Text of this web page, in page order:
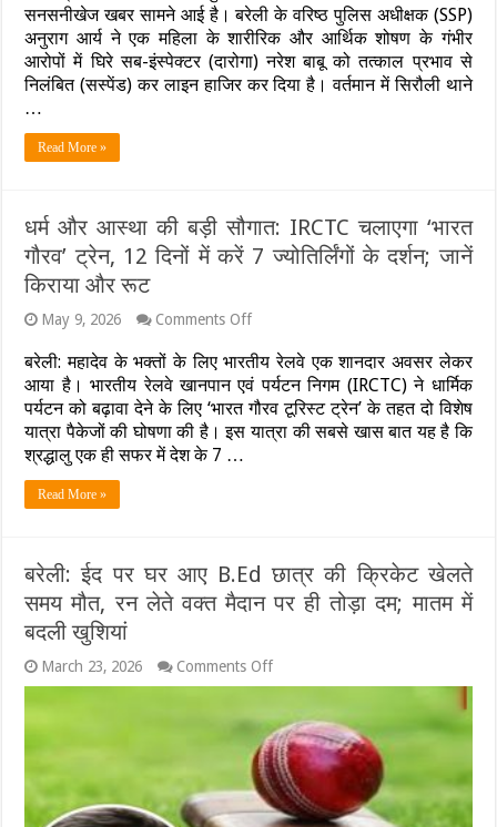
दागदार:
शादी
और
नौकरी
का
वाला
दारोगा
सस्पेंड,
आर्य
बड़ा
ऐक्शन
सनसनीखेज खबर सामने आई है। बरेली के वरिष्ठ पुलिस अधीक्षक (SSP)
अनुराग आर्य ने एक महिला के शारीरिक और आर्थिक शोषण के गंभीर
आरोपों में घिरे सब-इंस्पेक्टर (दारोगा) नरेश बाबू को तत्काल प्रभाव से
निलंबित (सस्पेंड) कर लाइन हाजिर कर दिया है। वर्तमान में सिरौली थाने
…
Read More »
धर्म और आस्था की बड़ी सौगात: IRCTC चलाएगा ‘भारत
गौरव’ ट्रेन, 12 दिनों में करें 7 ज्योतिर्लिंगों के दर्शन; जानें
किराया और रूट
May 9, 2026 Comments Offon
और
आस्था
की
बड़ी
सौगात:
IRCTC
में
करें
दर्शन;
जानें
और
रूट
बरेली: महादेव के भक्तों के लिए भारतीय रेलवे एक शानदार अवसर लेकर
आया है। भारतीय रेलवे खानपान एवं पर्यटन निगम (IRCTC) ने धार्मिक
पर्यटन को बढ़ावा देने के लिए ‘भारत गौरव टूरिस्ट ट्रेन’ के तहत दो विशेष
यात्रा पैकेजों की घोषणा की है। इस यात्रा की सबसे खास बात यह है कि
श्रद्धालु एक ही सफर में देश के 7 …
Read More »
बरेली: ईद पर घर आए B.Ed छात्र की क्रिकेट खेलते
समय मौत, रन लेते वक्त मैदान पर ही तोड़ा दम; मातम में
बदली खुशियां
March 23, 2026 Comments Offon
बरेली:
पर
घर
आए
B.Ed
छात्र
की